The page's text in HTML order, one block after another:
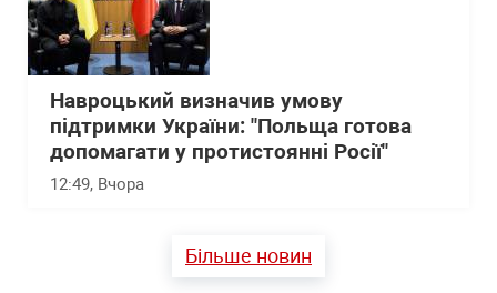
Навроцький визначив умову
підтримки України: "Польща готова
допомагати у протистоянні Росії"
12:49, Вчора
Більше новин